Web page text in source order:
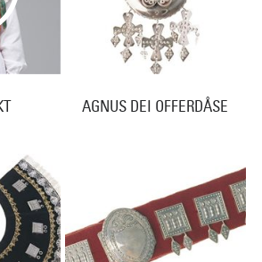
AGNUS DEI OFFERDÅSE